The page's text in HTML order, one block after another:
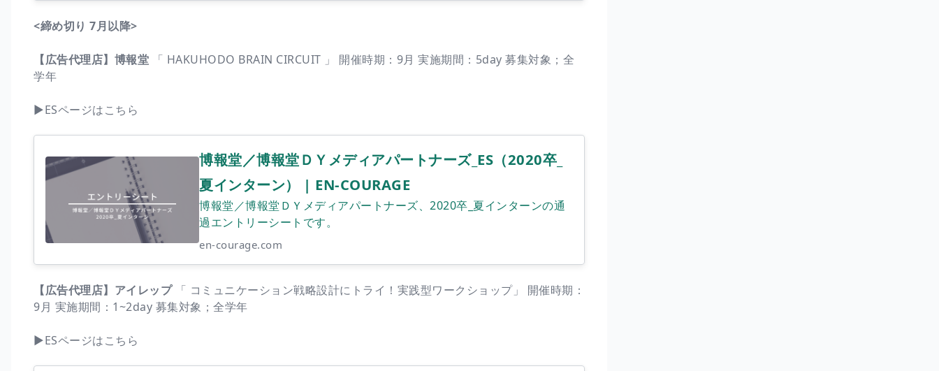
<締め切り 7月以降>
【広告代理店】博報堂 「 HAKUHODO BRAIN CIRCUIT 」 開催時期：9月 実施期間：5day 募集対象；全
学年
▶︎ESページはこちら
博報堂／博報堂ＤＹメディアパートナーズ_ES（2020卒_
夏インターン） | EN-COURAGE
博報堂／博報堂ＤＹメディアパートナーズ、2020卒_夏インターンの通
過エントリーシートです。
en-courage.com
【広告代理店】アイレップ「 コミュニケーション戦略設計にトライ！実践型ワークショップ」 開催時期：
9月 実施期間：1~2day 募集対象；全学年
▶︎ESページはこちら